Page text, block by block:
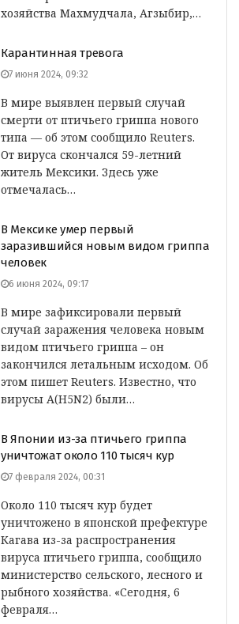
хозяйства Махмудчала, Агзыбир,…
Карантинная тревога
7 июня 2024, 09:32
В мире выявлен первый случай
смерти от птичьего гриппа нового
типа — об этом сообщило Reuters.
От вируса скончался 59-летний
житель Мексики. Здесь уже
отмечалась…
В Мексике умер первый
заразившийся новым видом гриппа
человек
6 июня 2024, 09:17
В мире зафиксировали первый
случай заражения человека новым
видом птичьего гриппа – он
закончился летальным исходом. Об
этом пишет Reuters. Известно, что
вирусы A(H5N2) были…
В Японии из-за птичьего гриппа
уничтожат около 110 тысяч кур
7 февраля 2024, 00:31
Около 110 тысяч кур будет
уничтожено в японской префектуре
Кагава из-за распространения
вируса птичьего гриппа, сообщило
министерство сельского, лесного и
рыбного хозяйства. «Сегодня, 6
февраля…